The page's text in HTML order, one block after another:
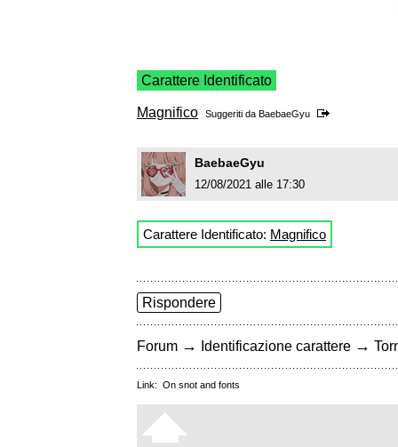
Carattere Identificato
Magnifico Suggeriti da BaebaeGyu
BaebaeGyu
12/08/2021 alle 17:30
Carattere Identificato: Magnifico
Rispondere
Forum → Identificazione carattere →
Link: On snot and fonts